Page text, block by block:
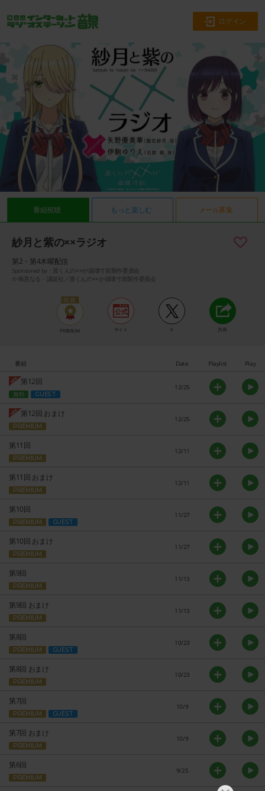
ログイン
00:00
番組視聴 もっと楽しむ メール募集
紗月と紫の××ラジオ
第2・第4木曜配信
Sponsored by：渡くんの××が崩壊寸前製作委員会
© 鳴見なる・講談社／渡くんの××が崩壊寸前製作委員会
PREMIUM サイト X 共有
番組 Date Playlist Play
第12回
無料 GUEST
12/25
第12回 おまけ
PREMIUM
12/25
第11回
PREMIUM
12/11
第11回 おまけ
PREMIUM
12/11
第10回
PREMIUM GUEST
11/27
第10回 おまけ
PREMIUM
11/27
第9回
PREMIUM
11/13
第9回 おまけ
PREMIUM
11/13
第8回
PREMIUM GUEST
10/23
第8回 おまけ
PREMIUM
10/23
第7回
PREMIUM GUEST
10/9
第7回 おまけ
PREMIUM
10/9
第6回
PREMIUM
9/25